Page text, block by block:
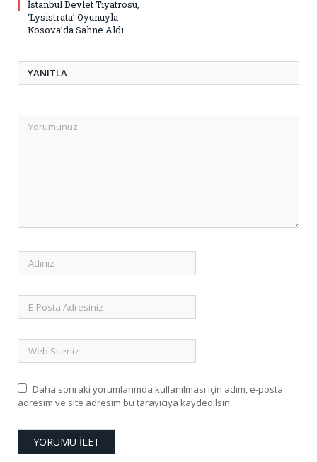
İstanbul Devlet Tiyatrosu,
‘Lysistrata’ Oyunuyla
Kosova’da Sahne Aldı
YANITLA
Daha sonraki yorumlarımda kullanılması için adım, e-posta
adresim ve site adresim bu tarayıcıya kaydedilsin.